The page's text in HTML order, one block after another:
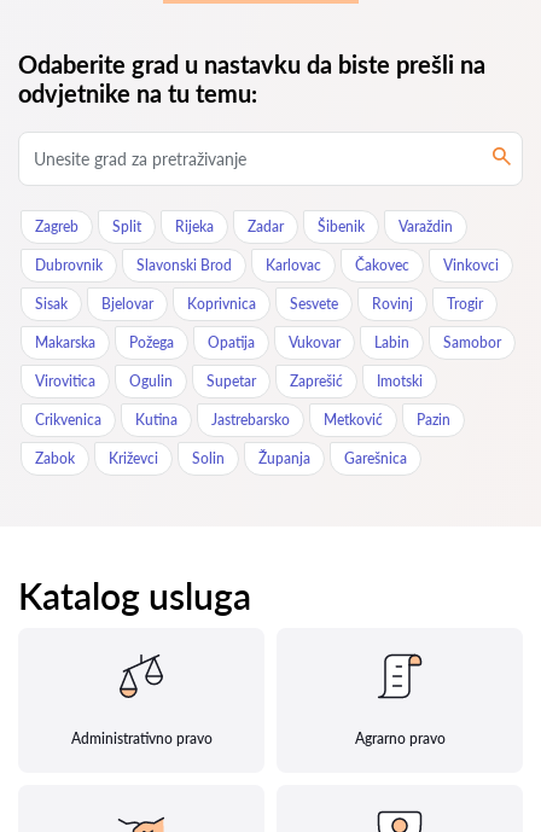
Odaberite grad u nastavku da biste prešli na
odvjetnike na tu temu:
Zagreb Split Rijeka Zadar Šibenik Varaždin
Dubrovnik Slavonski Brod Karlovac Čakovec Vinkovci
Sisak Bjelovar Koprivnica Sesvete Rovinj Trogir
Makarska Požega Opatija Vukovar Labin Samobor
Virovitica Ogulin Supetar Zaprešić Imotski
Crikvenica Kutina Jastrebarsko Metković Pazin
Zabok Križevci Solin Županja Garešnica
Katalog usluga
Administrativno pravo Agrarno pravo